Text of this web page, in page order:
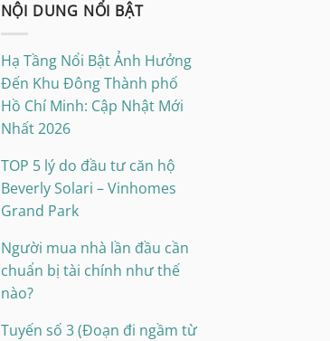
NỘI DUNG NỔI BẬT
Hạ Tầng Nổi Bật Ảnh Hưởng
Đến Khu Đông Thành phố
Hồ Chí Minh: Cập Nhật Mới
Nhất 2026
TOP 5 lý do đầu tư căn hộ
Beverly Solari – Vinhomes
Grand Park
Người mua nhà lần đầu cần
chuẩn bị tài chính như thế
nào?
Tuyến số 3 (Đoạn đi ngầm từ